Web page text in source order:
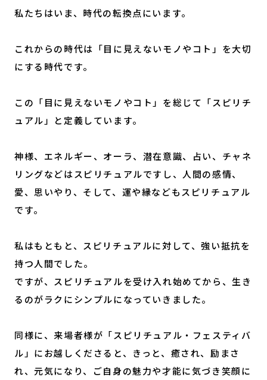
私たちはいま、時代の転換点にいます。
これからの時代は「目に見えないモノやコト」を大切
にする時代です。
この「目に見えないモノやコト」を総じて「スピリチ
ュアル」と定義しています。
神様、エネルギー、オーラ、潜在意識、占い、チャネ
リングなどはスピリチュアルですし、人間の感情、
愛、思いやり、そして、運や縁などもスピリチュアル
です。
私はもともと、スピリチュアルに対して、強い抵抗を
持つ人間でした。
ですが、スピリチュアルを受け入れ始めてから、生き
るのがラクにシンプルになっていきました。
同様に、来場者様が「スピリチュアル・フェスティバ
ル」にお越しくださると、きっと、癒され、励まさ
れ、元気になり、ご自身の魅力や才能に気づき笑顔に